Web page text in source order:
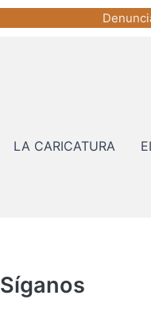
LA CARICATURA
Síganos